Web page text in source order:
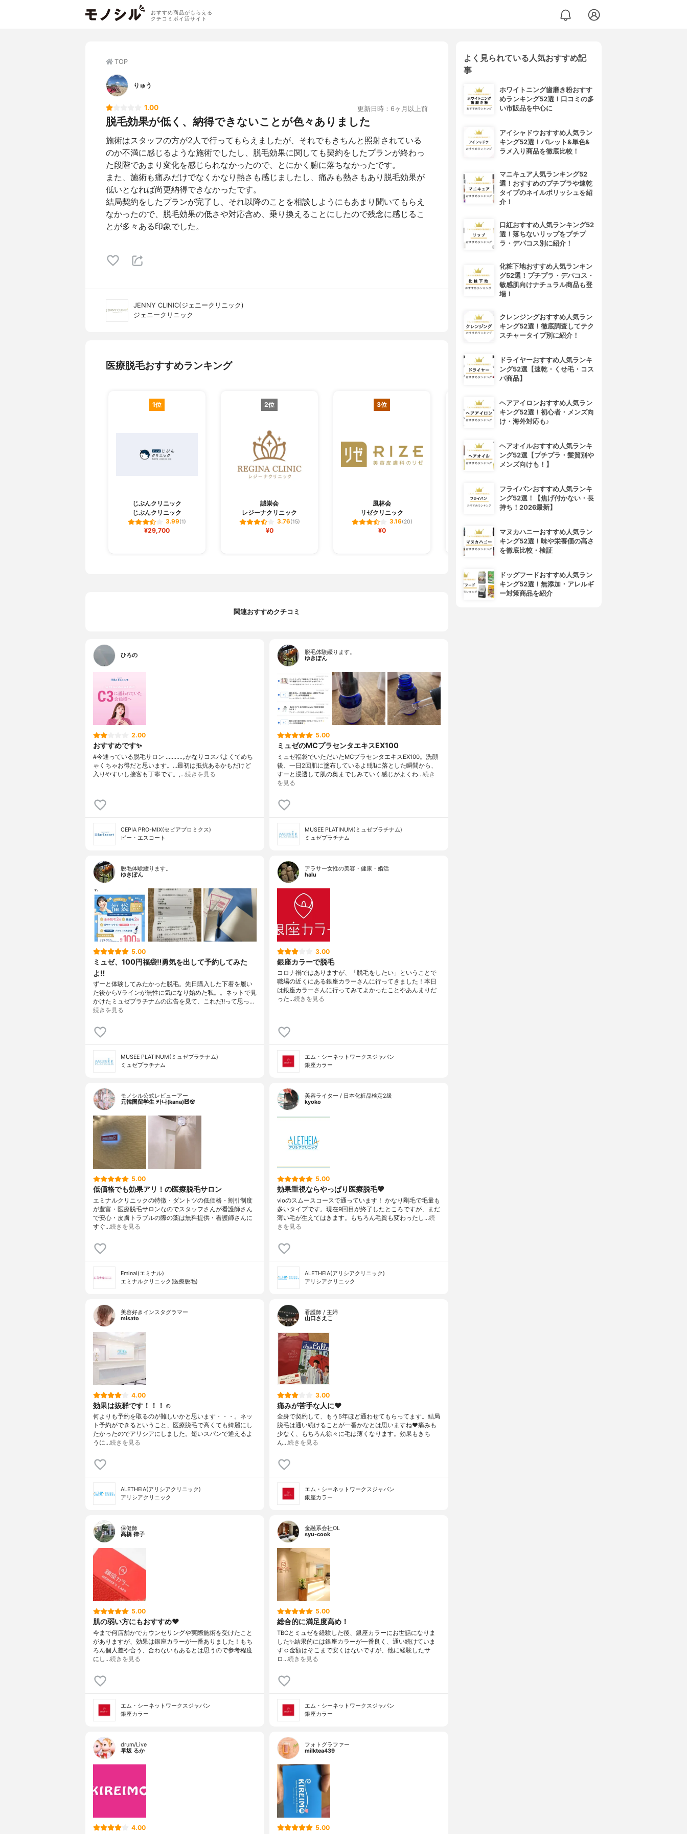
おすすめ商品がもらえる
クチコミポイ活サイト
TOP
りゅう
1.00 更新日時：6ヶ月以上前
脱毛効果が低く、納得できないことが色々ありました
施術はスタッフの方が2人で行ってもらえましたが、それでもきちんと照射されている
のか不満に感じるような施術でしたし、脱毛効果に関しても契約をしたプランが終わっ
た段階であまり変化を感じられなかったので、とにかく腑に落ちなかったです。
また、施術も痛みだけでなくかなり熱さも感じましたし、痛みも熱さもあり脱毛効果が
低いとなれば尚更納得できなかったです。
結局契約をしたプランが完了し、それ以降のことを相談しようにもあまり聞いてもらえ
なかったので、脱毛効果の低さや対応含め、乗り換えることにしたので残念に感じるこ
とが多々ある印象でした。
JENNY CLINIC(ジェニークリニック)
ジェニークリニック
医療脱毛おすすめランキング
1位
じぶんクリニック
じぶんクリニック
3.99(1)
¥29,700
2位
誠崇会
レジーナクリニック
3.76(15)
¥0
3位
風林会
リゼクリニック
3.16(20)
¥0
4位
Reala Clinic(リアラクリニッ
3.14(8)
¥0
GLOW(グロウ)
関連おすすめクチコミ
ひろの
2.00
おすすめです✨
#今通っている脱毛サロン ...........,.かなりコスパよくてめち
ゃくちゃお得だと思います。...最初は抵抗あるかもだけど
入りやすいし接客も丁寧です。,…続きを見る
CEPIA PRO-MIX(セピアプロミクス)
ビー・エスコート
脱毛体験綴ります。
ゆきぽん
5.00
ミュゼのMCプラセンタエキスEX100
ミュゼ福袋でいただいたMCプラセンタエキスEX100。洗顔
後、一日2回肌に塗布しているよ‼︎肌に落とした瞬間から、
すーと浸透して肌の奥までしみていく感じがよくわ…続き
を見る
MUSEE PLATINUM(ミュゼプラチナム)
ミュゼプラチナム
脱毛体験綴ります。
ゆきぽん
5.00
ミュゼ、100円福袋‼︎勇気を出して予約してみた
よ‼︎
ずーと体験してみたかった脱毛。先日購入した下着を履い
た後からVラインが無性に気になり始めた私。。ネットで見
かけたミュゼプラチナムの広告を見て、これだ‼︎って思っ…
続きを見る
MUSEE PLATINUM(ミュゼプラチナム)
ミュゼプラチナム
アラサー女性の美容・健康・婚活
halu
3.00
銀座カラーで脱毛
コロナ禍ではありますが、「脱毛をしたい」ということで
職場の近くにある銀座カラーさんに行ってきました！本日
は銀座カラーさんに行ってみてよかったことやあんまりだ
った…続きを見る
エム・シーネットワークスジャパン
銀座カラー
モノシル公式レビューアー
元韓国留学生 카나(kana)🧸🌸
5.00
低価格でも効果アリ！の医療脱毛サロン
エミナルクリニックの特徴・ダントツの低価格・割引制度
が豊富・医療脱毛サロンなのでスタッフさんが看護師さん
で安心・皮膚トラブルの際の薬は無料提供・看護師さんに
すぐ…続きを見る
Eminal(エミナル)
エミナルクリニック(医療脱毛)
美容ライター / 日本化粧品検定2級
kyoko
5.00
効果重視ならやっぱり医療脱毛💖
vioのスムースコースで通っています！ かなり剛毛で毛量も
多いタイプです。現在9回目が終了したところですが、まだ
薄い毛が生えてはきます。もちろん毛質も変わったし…続
きを見る
ALETHEIA(アリシアクリニック)
アリシアクリニック
美容好きインスタグラマー
misato
4.00
効果は抜群です！！！☺️
何よりも予約を取るのが難しいかと思います・・・。ネッ
ト予約ができるということ、医療脱毛で高くても綺麗にし
たかったのでアリシアにしました。短いスパンで通えるよ
うに…続きを見る
ALETHEIA(アリシアクリニック)
アリシアクリニック
看護師 / 主婦
山口さえこ
3.00
痛みが苦手な人に❤️
全身で契約して、もう5年ほど通わせてもらってます。結局
脱毛は通い続けることが一番かなとは思いますね❤️痛みも
少なく、もちろん徐々に毛は薄くなります。効果もきち
ん…続きを見る
エム・シーネットワークスジャパン
銀座カラー
保健師
高橋 律子
5.00
肌の弱い方にもおすすめ❤️
今まで何店舗かでカウンセリングや実際施術を受けたこと
がありますが、効果は銀座カラーが一番ありました！もち
ろん個人差や合う、合わないもあるとは思うので参考程度
にし…続きを見る
エム・シーネットワークスジャパン
銀座カラー
金融系会社OL
syu-cook
5.00
総合的に満足度高め！
TBCとミュゼを経験した後、銀座カラーにお世話になりま
した✨結果的には銀座カラーが一番良く、通い続けていま
す☺️金額はそこまで安くはないですが、他に経験したサ
ロ…続きを見る
エム・シーネットワークスジャパン
銀座カラー
drum/Live
早坂 るか
4.00
フォトグラファー
milktea439
5.00
よく見られている人気おすすめ記
事
ホワイトニング歯磨き粉おすす
めランキング52選！口コミの多
い市販品を中心に
アイシャドウおすすめ人気ラン
キング52選！パレット&単色&
ラメ入り商品を徹底比較！
マニキュア人気ランキング52
選！おすすめのプチプラや速乾
タイプのネイルポリッシュを紹
介！
口紅おすすめ人気ランキング52
選！落ちないリップをプチプ
ラ・デパコス別に紹介！
化粧下地おすすめ人気ランキン
グ52選！プチプラ・デパコス・
敏感肌向けナチュラル商品も登
場！
クレンジングおすすめ人気ラン
キング52選！徹底調査してテク
スチャータイプ別に紹介！
ドライヤーおすすめ人気ランキ
ング52選【速乾・くせ毛・コス
パ商品】
ヘアアイロンおすすめ人気ラン
キング52選！初心者・メンズ向
け・海外対応も♪
ヘアオイルおすすめ人気ランキ
ング52選【プチプラ・髪質別や
メンズ向けも！】
フライパンおすすめ人気ランキ
ング52選！【焦げ付かない・長
持ち！2026最新】
マヌカハニーおすすめ人気ラン
キング52選！味や栄養価の高さ
を徹底比較・検証
ドッグフードおすすめ人気ラン
キング52選！無添加・アレルギ
ー対策商品を紹介